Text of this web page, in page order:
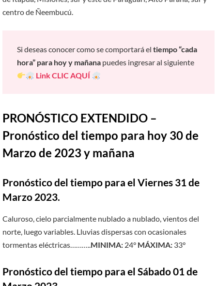
centro de Ñeembucú.
Si deseas conocer como se comportará el tiempo “cada
hora” para hoy y mañana puedes ingresar al siguiente
LinkCLIC AQUÍ
PRONÓSTICO EXTENDIDO –
Pronóstico del tiempo para hoy 30 de
Marzo de 2023 y mañana
Pronóstico del tiempo para el Viernes 31 de
Marzo 2023.
Caluroso, cielo parcialmente nublado a nublado, vientos del
norte, luego variables. Lluvias dispersas con ocasionales
tormentas eléctricas……….. MINIMA: 24° MÁXIMA: 33°
Pronóstico del tiempo para el Sábado 01 de